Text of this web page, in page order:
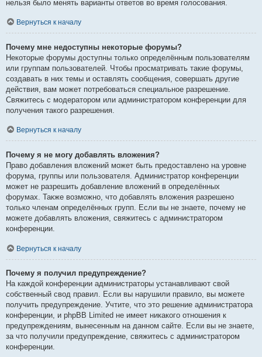
нельзя было менять варианты ответов во время голосования.
Вернуться к началу
Почему мне недоступны некоторые форумы?
Некоторые форумы доступны только определённым пользователям
или группам пользователей. Чтобы просматривать такие форумы,
создавать в них темы и оставлять сообщения, совершать другие
действия, вам может потребоваться специальное разрешение.
Свяжитесь с модератором или администратором конференции для
получения такого разрешения.
Вернуться к началу
Почему я не могу добавлять вложения?
Право добавления вложений может быть предоставлено на уровне
форума, группы или пользователя. Администратор конференции
может не разрешить добавление вложений в определённых
форумах. Также возможно, что добавлять вложения разрешено
только членам определённых групп. Если вы не знаете, почему не
можете добавлять вложения, свяжитесь с администратором
конференции.
Вернуться к началу
Почему я получил предупреждение?
На каждой конференции администраторы устанавливают свой
собственный свод правил. Если вы нарушили правило, вы можете
получить предупреждение. Учтите, что это решение администратора
конференции, и phpBB Limited не имеет никакого отношения к
предупреждениям, вынесенным на данном сайте. Если вы не знаете,
за что получили предупреждение, свяжитесь с администратором
конференции.